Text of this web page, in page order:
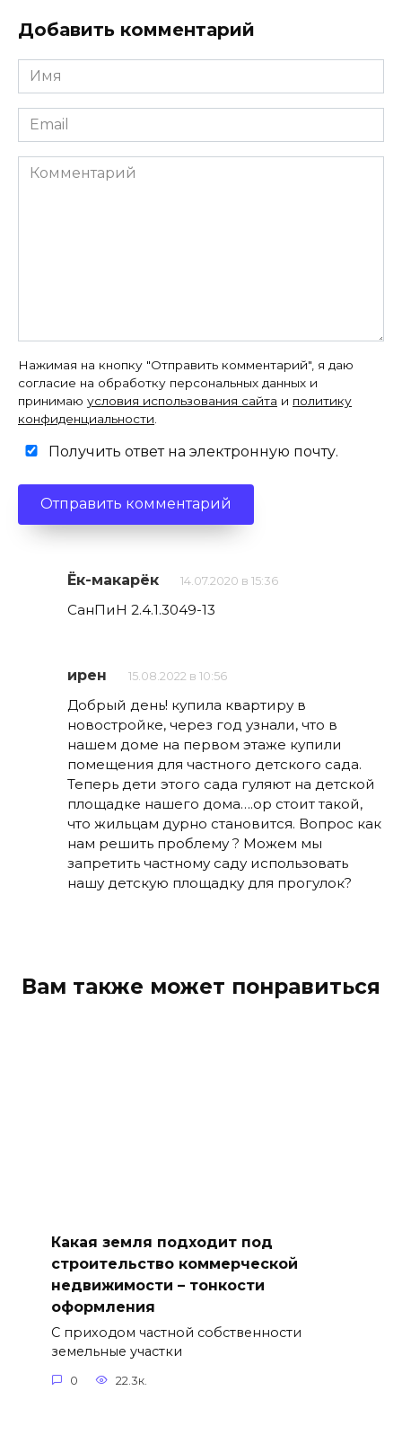
Добавить комментарий
Имя
*
Email
*
Комментарий
Нажимая на кнопку "Отправить комментарий", я даю
согласие на обработку персональных данных и
принимаю условия использования сайта и политику
конфиденциальности
Получить ответ на электронную почту.
Ёк-макарёк 14.07.2020 в 15:36
СанПиН 2.4.1.3049-13
ирен 15.08.2022 в 10:56
Добрый день! купила квартиру в
новостройке, через год узнали, что в
нашем доме на первом этаже купили
помещения для частного детского сада.
Теперь дети этого сада гуляют на детской
площадке нашего дома….ор стоит такой,
что жильцам дурно становится. Вопрос как
нам решить проблему ? Можем мы
запретить частному саду использовать
нашу детскую площадку для прогулок?
Вам также может понравиться
Какая земля подходит под
строительство коммерческой
недвижимости – тонкости
оформления
С приходом частной собственности
земельные участки
0 22.3к.